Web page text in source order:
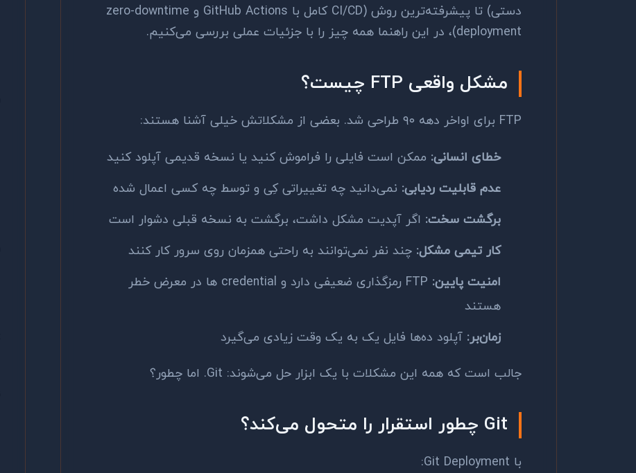
دستی) تا پیشرفته‌ترین روش (CI/CD کامل با GitHub Actions و zero-downtime
deployment)، در این راهنما همه چیز را با جزئیات عملی بررسی می‌کنیم.
مشکل واقعی FTP چیست؟
FTP برای اواخر دهه ۹۰ طراحی شد. بعضی از مشکلاتش خیلی آشنا هستند:
خطای انسانی: ممکن است فایلی را فراموش کنید یا نسخه قدیمی آپلود کنید
عدم قابلیت ردیابی: نمی‌دانید چه تغییراتی کِی و توسط چه کسی اعمال شده
برگشت سخت: اگر آپدیت مشکل داشت، برگشت به نسخه قبلی دشوار است
کار تیمی مشکل: چند نفر نمی‌توانند به راحتی همزمان روی سرور کار کنند
امنیت پایین:
FTP رمزگذاری ضعیفی دارد و credential ها در معرض خطر
هستند
زمان‌بر: آپلود ده‌ها فایل یک به یک وقت زیادی می‌گیرد
جالب است که همه این مشکلات با یک ابزار حل می‌شوند: Git. اما چطور؟
Git چطور استقرار را متحول می‌کند؟
با Git Deployment: